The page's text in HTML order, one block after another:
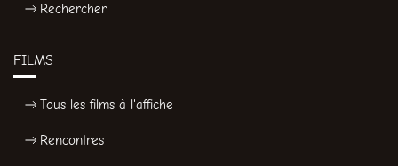
Rechercher
FILMS
Tous les films à l'affiche
Rencontres